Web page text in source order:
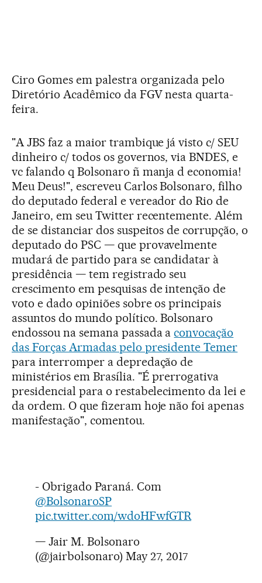
Ciro Gomes em palestra organizada pelo
Diretório Acadêmico da FGV nesta quarta-
feira.
"A JBS faz a maior trambique já visto c/ SEU
dinheiro c/ todos os governos, via BNDES, e
vc falando q Bolsonaro ñ manja d economia!
Meu Deus!", escreveu Carlos Bolsonaro, filho
do deputado federal e vereador do Rio de
Janeiro, em seu Twitter recentemente. Além
de se distanciar dos suspeitos de corrupção, o
deputado do PSC — que provavelmente
mudará de partido para se candidatar à
presidência — tem registrado seu
crescimento em pesquisas de intenção de
voto e dado opiniões sobre os principais
assuntos do mundo político. Bolsonaro
endossou na semana passada aconvocação
das Forças Armadas pelo presidente Temer
para interromper a depredação de
ministérios em Brasília. "É prerrogativa
presidencial para o restabelecimento da lei e
da ordem. O que fizeram hoje não foi apenas
manifestação", comentou.
- Obrigado Paraná. Com
@BolsonaroSP
pic.twitter.com/wdoHFwfGTR
— Jair M. Bolsonaro
(@jairbolsonaro) May 27, 2017